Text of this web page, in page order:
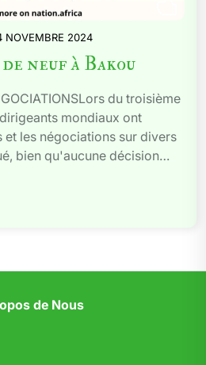
NOVEMBRE 2024
neuf à Bakou
du troisième
mondiaux ont
et les négociations sur divers
bien qu'aucune décision…
de Nous